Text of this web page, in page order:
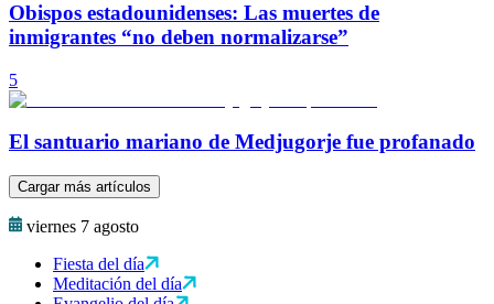
Obispos estadounidenses: Las muertes de
inmigrantes “no deben normalizarse”
5
El santuario mariano de Medjugorje fue profanado
Cargar más artículos
viernes 7 agosto
Fiesta del día
Meditación del día